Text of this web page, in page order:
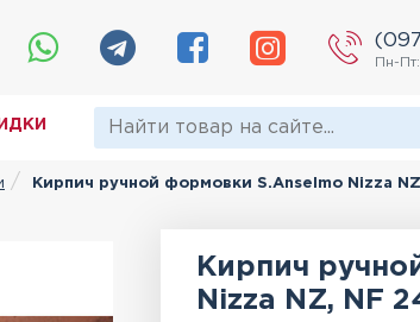
Пн-
Кирпич ручной формовки S.Anselmo Nizza
Кирпич
Nizza NZ, NF